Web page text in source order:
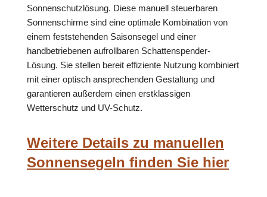
Sonnenschutzlösung. Diese manuell steuerbaren
Sonnenschirme sind eine optimale Kombination von
einem feststehenden Saisonsegel und einer
handbetriebenen aufrollbaren Schattenspender-
Lösung. Sie stellen bereit effiziente Nutzung kombiniert
mit einer optisch ansprechenden Gestaltung und
garantieren außerdem einen erstklassigen
Wetterschutz und UV-Schutz.
Weitere Details zu manuellen
Sonnensegeln finden Sie hier